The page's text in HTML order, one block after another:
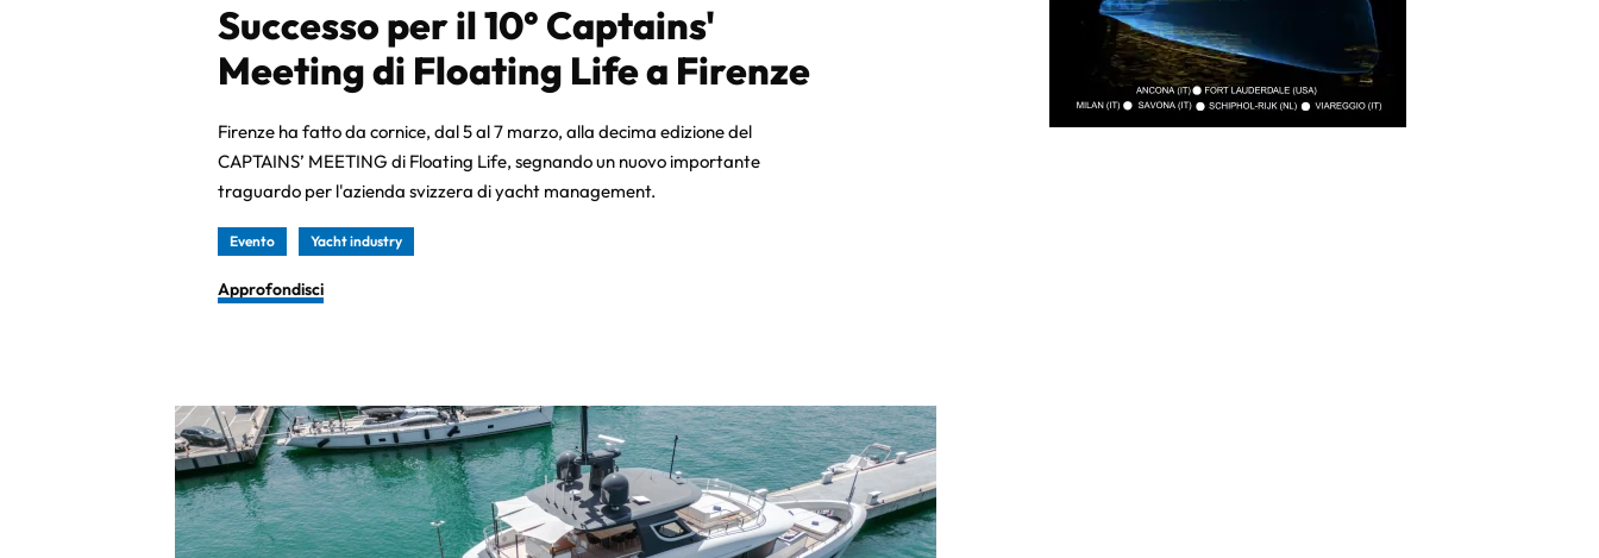
Successo per il 10° Captains'
Meeting di Floating Life a Firenze
Firenze ha fatto da cornice, dal 5 al 7 marzo, alla decima edizione del
CAPTAINS’ MEETING di Floating Life, segnando un nuovo importante
traguardo per l'azienda svizzera di yacht management.
Evento Yacht industry
Approfondisci